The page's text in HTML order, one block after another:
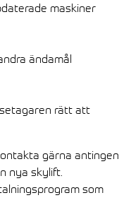
maskiner
ändamål
rätt att
gärna antingen
nya skylift.
som